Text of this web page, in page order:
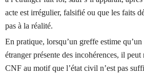
acte est irrégulier, falsifié ou que les faits
pas à la réalité.
En pratique, lorsqu’un greffe estime qu’un
étranger présente des incohérences, il
CNF au motif que l’état civil n’est pas